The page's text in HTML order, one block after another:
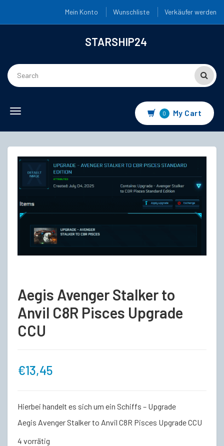
Mein Konto Wunschliste Verkäufer werden
STARSHIP24
Toggle
0 My Cart
Aegis Avenger Stalker to
Anvil C8R Pisces Upgrade
CCU
€13,45
Hierbei handelt es sich um ein Schiffs – Upgrade
Aegis Avenger Stalker to Anvil C8R Pisces Upgrade CCU
4 vorrätig